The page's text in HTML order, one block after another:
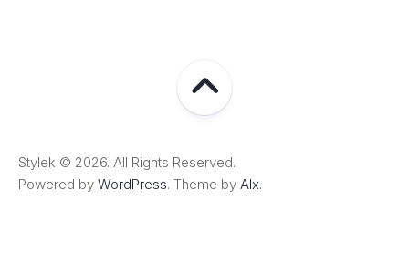
Stylek © 2026. All Rights Reserved.
Powered by WordPress. Theme by Alx.